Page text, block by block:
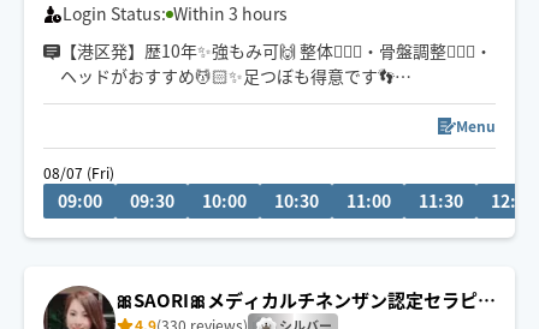
Login Status: Within 3 hours
【港区発】歴10年✨強もみ可🙌 整体🤸🏼‍♂️・骨盤調整🏌🏽‍♂️・
ヘッドがおすすめ💆🏻✨足つぼも得意です👣
ストレッチ🤼・タイ古式アレンジ🧘‍♂️🆗🌺
痩身エステ経験有☺︎💕✨
🌺✨
Menu
08/07 (Fri)
09:00 09:30 10:00 10:30 11:00 11:30 12:00
🎀SAORI🎀メディカルチネンザン認定セラピス
4.9(330 reviews)